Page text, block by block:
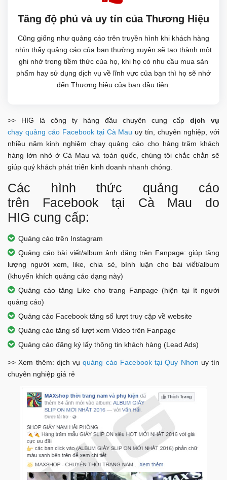
Tăng độ phủ và uy tín của Thương Hiệu
Cũng giống như quảng cáo trên truyền hình khi khách hàng
nhìn thấy quảng cáo của bạn thường xuyên sẽ tạo thành một
ghi nhớ trong tiềm thức của họ, khi họ có nhu cầu mua sản
phẩm hay sử dụng dịch vụ về lĩnh vực của bạn thì họ sẽ nhớ
đến Thương hiệu của bạn đầu tiên.
>> HIG là công ty hàng đầu chuyên cung cấp dịch vụ
chạy quảng cáo Facebook tại Cà Mau uy tín, chuyên nghiệp, với
nhiều năm kinh nghiệm chạy quảng cáo cho hàng trăm khách
hàng lớn nhỏ ở Cà Mau và toàn quốc, chúng tôi chắc chắn sẽ
giúp quý khách phát triển kinh doanh nhanh chóng.
Các hình thức quảng cáo
trên Facebook tại Cà Mau do
HIG cung cấp:
Quảng cáo trên Instagram
Quảng cáo bài viết/album ảnh đăng trên Fanpage: giúp tăng
lượng người xem, like, chia sẻ, bình luận cho bài viết/album
(khuyến khích quảng cáo dạng này)
Quảng cáo tăng Like cho trang Fanpage (hiện tại ít người
quảng cáo)
Quảng cáo Facebook tăng số lượt truy cập về website
Quảng cáo tăng số lượt xem Video trên Fanpage
Quảng cáo đăng ký lấy thông tin khách hàng (Lead Ads)
>> Xem thêm: dịch vụquảng cáo Facebook tạiQuy Nhơn uy tín
chuyên nghiệp giá rẻ